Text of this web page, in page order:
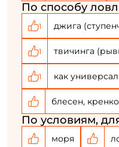
По способу
1 джига
1 твичинга
1 как
блесен,
По условиям,
моря